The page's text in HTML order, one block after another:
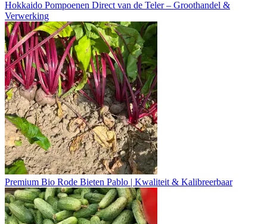
Hokkaido Pompoenen Direct van de Teler – Groothandel &
Verwerking
Premium Bio Rode Bieten Pablo | Kwaliteit & Kalibreerbaar